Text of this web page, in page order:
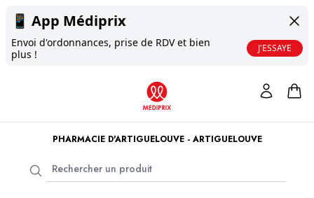
📱 App Médiprix
Envoi d'ordonnances, prise de RDV et bien
plus !
J'ESSAYE
PHARMACIE D'ARTIGUELOUVE - ARTIGUELOUVE